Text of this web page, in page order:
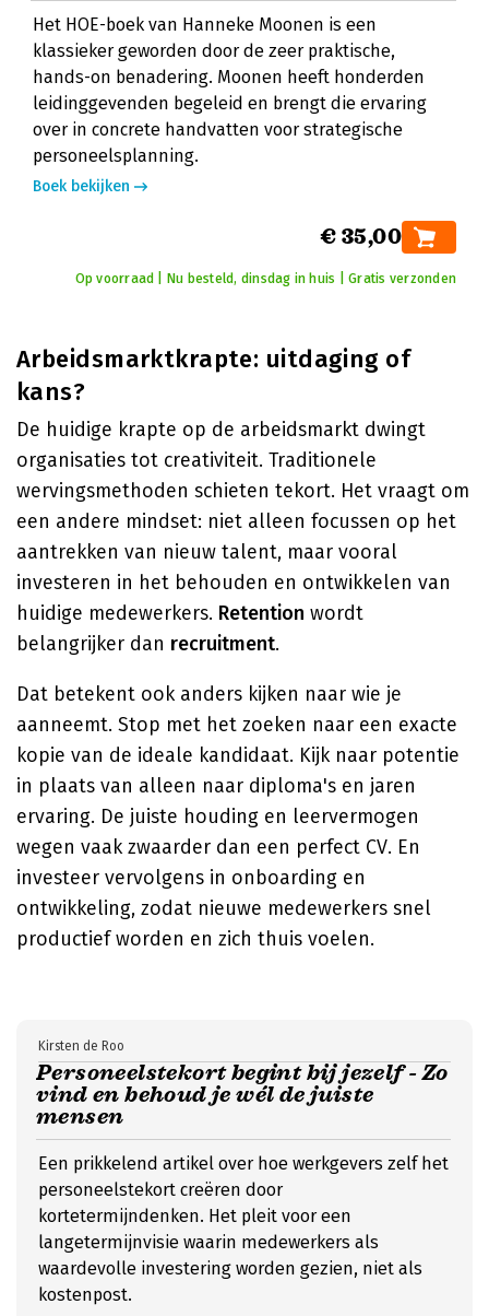
Het HOE-boek van Hanneke Moonen is een
klassieker geworden door de zeer praktische,
hands-on benadering. Moonen heeft honderden
leidinggevenden begeleid en brengt die ervaring
over in concrete handvatten voor strategische
personeelsplanning.
Boek bekijken
€ 35,00
Op voorraad | Nu besteld, dinsdag in huis | Gratis verzonden
Arbeidsmarktkrapte: uitdaging of
kans?
De huidige krapte op de arbeidsmarkt dwingt
organisaties tot creativiteit. Traditionele
wervingsmethoden schieten tekort. Het vraagt om
een andere mindset: niet alleen focussen op het
aantrekken van nieuw talent, maar vooral
investeren in het behouden en ontwikkelen van
huidige medewerkers. Retention wordt
belangrijker dan recruitment.
Dat betekent ook anders kijken naar wie je
aanneemt. Stop met het zoeken naar een exacte
kopie van de ideale kandidaat. Kijk naar potentie
in plaats van alleen naar diploma's en jaren
ervaring. De juiste houding en leervermogen
wegen vaak zwaarder dan een perfect CV. En
investeer vervolgens in onboarding en
ontwikkeling, zodat nieuwe medewerkers snel
productief worden en zich thuis voelen.
Personeelstekort begint bij jezelf - Zo
vind en behoud je wél de juiste
mensen
Kirsten de Roo
Een prikkelend artikel over hoe werkgevers zelf het
personeelstekort creëren door
kortetermijndenken. Het pleit voor een
langetermijnvisie waarin medewerkers als
waardevolle investering worden gezien, niet als
kostenpost.